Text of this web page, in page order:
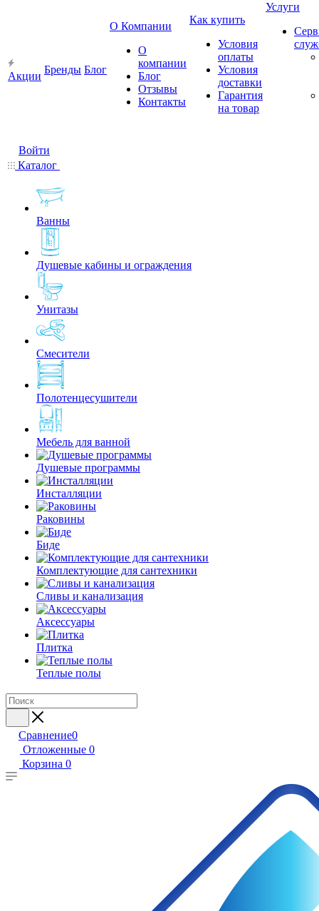
Акции
Бренды Блог
О Компании
О
компании
Блог
Отзывы
Контакты
Как купить
Условия
оплаты
Условия
доставки
Гарантия
на товар
Услуги
Войти
Каталог
Ванны
Душевые кабины и ограждения
Унитазы
Смесители
Полотенцесушители
Мебель для ванной
Душевые программы
Инсталляции
Раковины
Биде
Комплектующие для сантехники
Сливы и канализация
Аксессуары
Плитка
Теплые полы
Сравнение0
Отложенные 0
Корзина 0